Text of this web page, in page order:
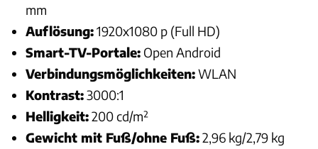
mm
Auflösung:1920x1080 p (Full HD)
Smart-TV-Portale: Open Android
Verbindungsmöglichkeiten:WLAN
Kontrast:3000:1
Helligkeit:200 cd/m²
Gewicht mit Fuß/ohne Fuß:2,96 kg/2,79 kg